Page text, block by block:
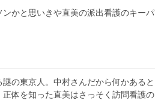
ンかと思いきや直美の派出看護のキーパ
謎の東京人。中村さんだから何かあると
体を知った直美はさっそく訪問看護の